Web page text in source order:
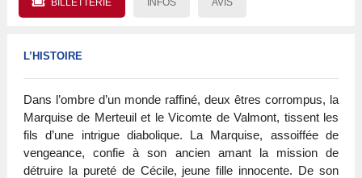
L’HISTOIRE
Dans l’ombre d’un monde raffiné, deux êtres corrompus, la
Marquise de Merteuil et le Vicomte de Valmont, tissent les
fils d’une intrigue diabolique. La Marquise, assoiffée de
vengeance, confie à son ancien amant la mission de
détruire la pureté de Cécile, jeune fille innocente. De son